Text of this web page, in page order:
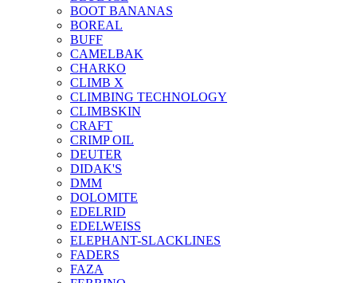
BOOT BANANAS
BOREAL
BUFF
CAMELBAK
CHARKO
CLIMB X
CLIMBING TECHNOLOGY
CLIMBSKIN
CRAFT
CRIMP OIL
DEUTER
DIDAK'S
DMM
DOLOMITE
EDELRID
EDELWEISS
ELEPHANT-SLACKLINES
FADERS
FAZA